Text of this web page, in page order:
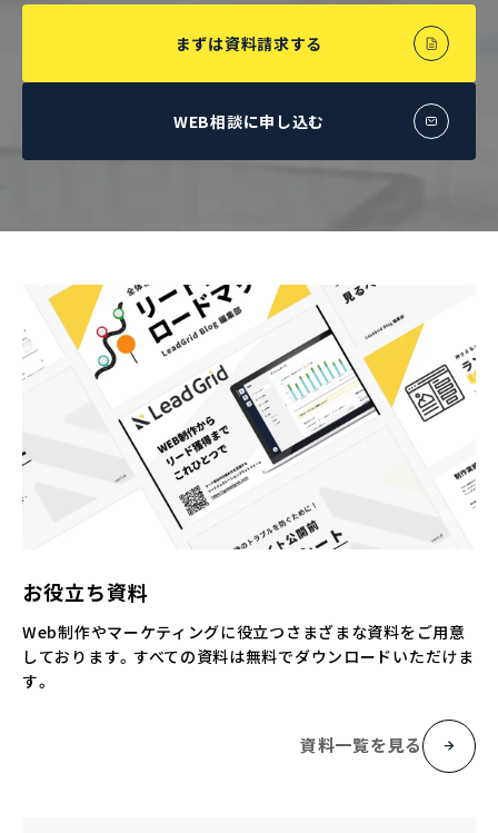
まずは資料請求する
WEB相談に申し込む
お役立ち資料
Web制作やマーケティングに役立つさまざまな資料をご用意
しております。すべての資料は無料でダウンロードいただけま
す。
資料一覧を見る